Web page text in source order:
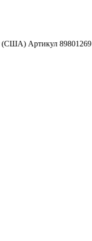
(США) Артикул 89801269